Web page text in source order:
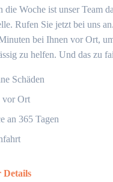
die Woche ist unser Team
Rufen Sie jetzt bei uns
bei Ihnen vor Ort,
zu helfen. Und das zu
Schäden
vor Ort
an 365 Tagen
Details